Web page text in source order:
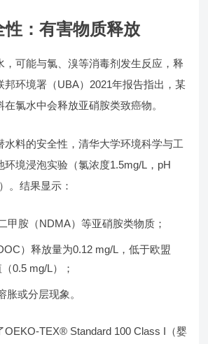
性：有害物质释放
，可能与氯、溴等消毒剂发生反应，释
邦环境署（UBA）2021年报告指出，某
氯水中会释放亚硝胺类致癌物。
水料的安全性，清华大学环境科学与工
环境浸泡实验（氯浓度1.5mg/L，pH
。结果显示：
甲胺（NDMA）等亚硝胺类物质；
）释放量为0.12 mg/L，低于欧盟
0.5 mg/L）；
胀或分层现象。
OEKO-TEX® Standard 100 Class I（婴